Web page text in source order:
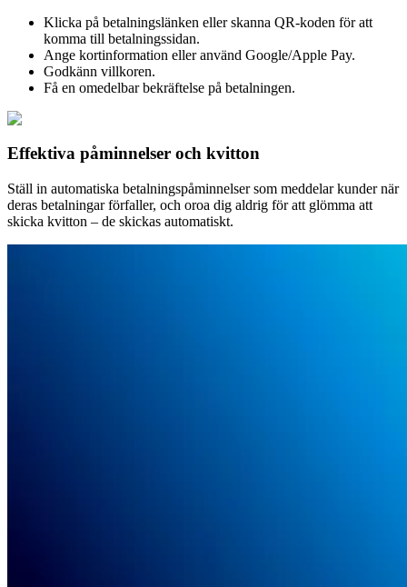
Klicka på betalningslänken eller skanna QR-koden för att
komma till betalningssidan.
Ange kortinformation eller använd Google/Apple Pay.
Godkänn villkoren.
Få en omedelbar bekräftelse på betalningen.
Effektiva påminnelser och kvitton
Ställ in automatiska betalningspåminnelser som meddelar kunder när
deras betalningar förfaller, och oroa dig aldrig för att glömma att
skicka kvitton – de skickas automatiskt.